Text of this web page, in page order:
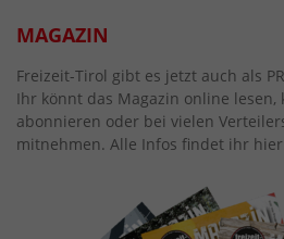
MAGAZIN
Freizeit-Tirol gibt es jetzt auch als
Ihr könnt das Magazin online lesen,
abonnieren oder bei vielen
mitnehmen. Alle Infos findet ihr